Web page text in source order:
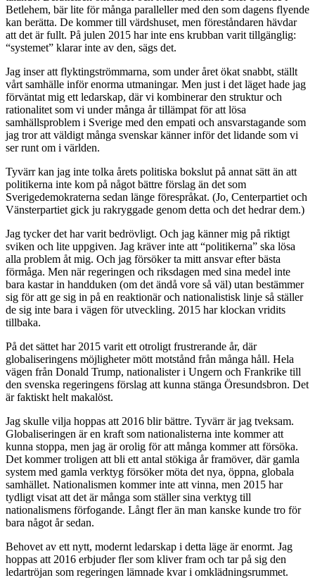
Betlehem, bär lite för många paralleller med den som dagens flyende
kan berätta. De kommer till värdshuset, men föreståndaren hävdar
att det är fullt. På julen 2015 har inte ens krubban varit tillgänglig:
“systemet” klarar inte av den, sägs det.
Jag inser att flyktingströmmarna, som under året ökat snabbt, ställt
vårt samhälle inför enorma utmaningar. Men just i det läget hade jag
förväntat mig ett ledarskap, där vi kombinerar den struktur och
rationalitet som vi under många år tillämpat för att lösa
samhällsproblem i Sverige med den empati och ansvarstagande som
jag tror att väldigt många svenskar känner inför det lidande som vi
ser runt om i världen.
Tyvärr kan jag inte tolka årets politiska bokslut på annat sätt än att
politikerna inte kom på något bättre förslag än det som
Sverigedemokraterna sedan länge förespråkat. (Jo, Centerpartiet och
Vänsterpartiet gick ju rakryggade genom detta och det hedrar dem.)
Jag tycker det har varit bedrövligt. Och jag känner mig på riktigt
sviken och lite uppgiven. Jag kräver inte att “politikerna” ska lösa
alla problem åt mig. Och jag försöker ta mitt ansvar efter bästa
förmåga. Men när regeringen och riksdagen med sina medel inte
bara kastar in handduken (om det ändå vore så väl) utan bestämmer
sig för att ge sig in på en reaktionär och nationalistisk linje så ställer
de sig inte bara i vägen för utveckling. 2015 har klockan vridits
tillbaka.
På det sättet har 2015 varit ett otroligt frustrerande år, där
globaliseringens möjligheter mött motstånd från många håll. Hela
vägen från Donald Trump, nationalister i Ungern och Frankrike till
den svenska regeringens förslag att kunna stänga Öresundsbron. Det
är faktiskt helt makalöst.
Jag skulle vilja hoppas att 2016 blir bättre. Tyvärr är jag tveksam.
Globaliseringen är en kraft som nationalisterna inte kommer att
kunna stoppa, men jag är orolig för att många kommer att försöka.
Det kommer troligen att bli ett antal stökiga år framöver, där gamla
system med gamla verktyg försöker möta det nya, öppna, globala
samhället. Nationalismen kommer inte att vinna, men 2015 har
tydligt visat att det är många som ställer sina verktyg till
nationalismens förfogande. Långt fler än man kanske kunde tro för
bara något år sedan.
Behovet av ett nytt, modernt ledarskap i detta läge är enormt. Jag
hoppas att 2016 erbjuder fler som kliver fram och tar på sig den
ledartröjan som regeringen lämnade kvar i omklädningsrummet.